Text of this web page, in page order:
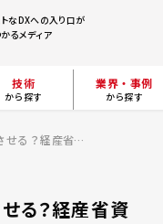
なDXへの入り口が
るメディア
技術
から探す
業界・事例
から探す
中小企業でどうDXを推進させる？経産省資料から学ぶ概要・方法・事例～助けとなるデジタルガバナンス・コード～
る？経産省資